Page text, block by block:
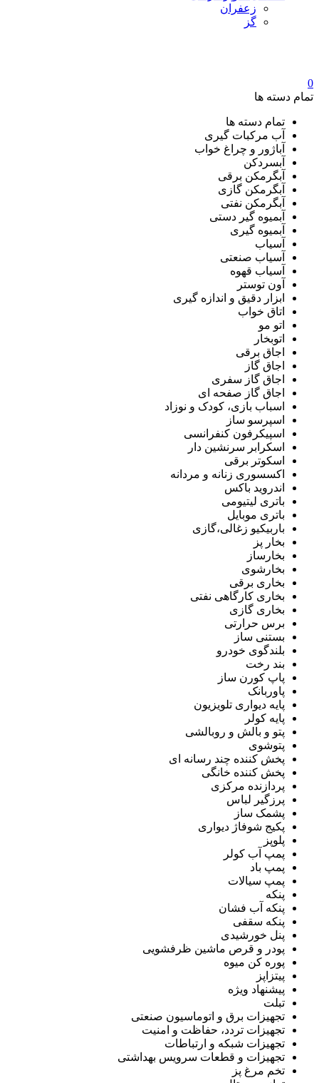
زعفران
گز
0
تمام دسته ها
تمام دسته ها
آب مرکبات گیری
آباژور و چراغ خواب
آبسردکن
آبگرمکن برقی
آبگرمکن گازی
آبگرمکن نفتی
آبمیوه گیر دستی
آبمیوه گیری
آسیاب
آسیاب صنعتی
آسیاب قهوه
آون توستر
ابزار دقیق و اندازه گیری
اتاق خواب
اتو مو
اتوبخار
اجاق برقی
اجاق گاز
اجاق گاز سفری
اجاق گاز صفحه ای
اسباب بازی، کودک و نوزاد
اسپرسو ساز
اسپیکرفون کنفرانسی
اسکرابر سرنشین دار
اسکوتر برقی
اکسسوری زنانه و مردانه
اندروید باکس
باتری لیتیومی
باتری موبایل
باربیکیو زغالی،گازی
بخار پز
بخارساز
بخارشوی
بخاری برقی
بخاری کارگاهی نفتی
بخاری گازی
برس حرارتی
بستنی ساز
بلندگوی خودرو
بند رخت
پاپ کورن ساز
پاوربانک
پایه دیواری تلویزیون
پایه کولر
پتو و بالش و روبالشی
پتوشوی
پخش کننده چند رسانه ای
پخش کننده خانگی
پردازنده مرکزی
پرزگیر لباس
پشمک ساز
پکیج شوفاژ دیواری
پلوپز
پمپ آب کولر
پمپ باد
پمپ سیالات
پنکه
پنکه آب فشان
پنکه سقفی
پنل خورشیدی
پودر و قرص ماشین ظرفشویی
پوره کن میوه
پیتزاپز
پیشنهاد ویژه
تبلت
تجهیزات برق و اتوماسیون صنعتی
تجهیزات تردد، حفاظت و امنیت
تجهیزات شبکه و ارتباطات
تجهیزات و قطعات سرویس بهداشتی
تخم مرغ پز